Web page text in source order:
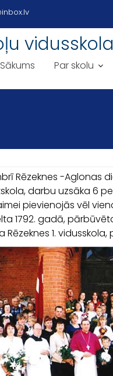
vidusskola
Sākums Par skolu
Rēzeknes -
darbu uzsāka 6
pievienojās vēl
1792. gadā,
Rēzeknes 1.